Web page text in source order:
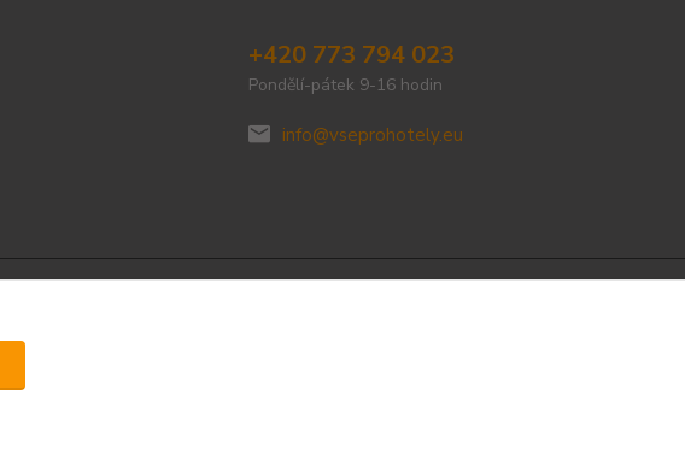
+420 773 794 023
Pondělí-pátek 9-16 hodin
info@vseprohotely.eu